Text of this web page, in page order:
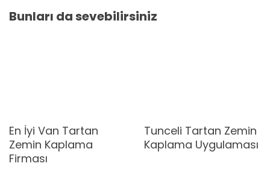
Bunları da sevebilirsiniz
En İyi Van Tartan
Zemin Kaplama
Firması
Tunceli Tartan Zemin
Kaplama Uygulaması